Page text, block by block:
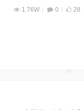
1.76W 0 28